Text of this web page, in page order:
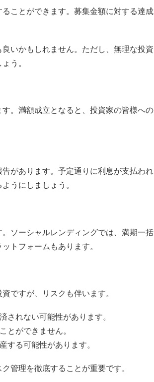
ことができます。募集金額に対する達成
いかもしれません。ただし、無理な投資
う。
。満額成立となると、投資家の皆様への
があります。予定通りに利息が支払われ
うにしましょう。
ソーシャルレンディングでは、満期一括
トフォームもあります。
ですが、リスクも伴います。
されない可能性があります。
とができません。
する可能性があります。
管理を徹底することが重要です。